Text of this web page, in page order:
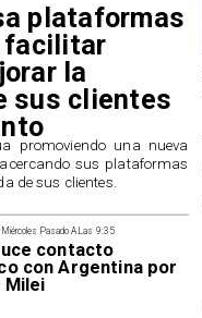
Miércoles Pasado A Las 9:35
contacto
con Argentina por
Milei
plataformas
facilitar
la
sus clientes
promoviendo una nueva
sus plataformas
de sus clientes.